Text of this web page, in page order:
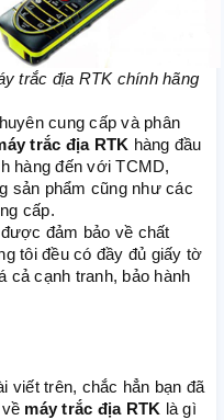
trắc địa RTK chính hãng
cung cấp và phân
trắc địa RTK hàng đầu
hàng đến với TCMD,
sản phẩm cũng như các
cấp.
đảm bảo về chất
tôi đều có đầy đủ giấy tờ
cả cạnh tranh, bảo hành
viết trên, chắc hẳn bạn đã
máy trắc địa RTK là gì